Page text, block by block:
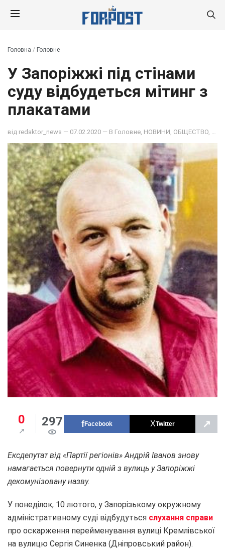
Головна / Головне
У Запоріжжі під стінами
суду відбудеться мітинг з
плакатами
від redaktor_news — 07.02.2020 — В Головне НОВИНИ ОБЩЕСТВО
0 297 Facebook Twitter ↗
Ексдепутат від «Партії регіонів» Андрій Іванов знову
намагається повернути одній з вулиць у Запоріжжі
декомунізовану назву.
У понеділок, 10 лютого, у Запорізькому окружному
адміністративному суді відбудуться слухання справи
про оскарження перейменування вулиці Кремлівської
на вулицю Сергія Синенка (Дніпровський район).